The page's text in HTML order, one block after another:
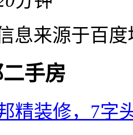
息来源于百
手房
精装修，7字